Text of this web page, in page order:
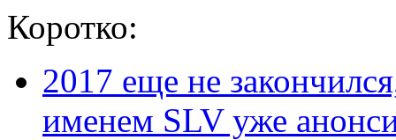
Коротко:
2017 еще не
именем SLV уже